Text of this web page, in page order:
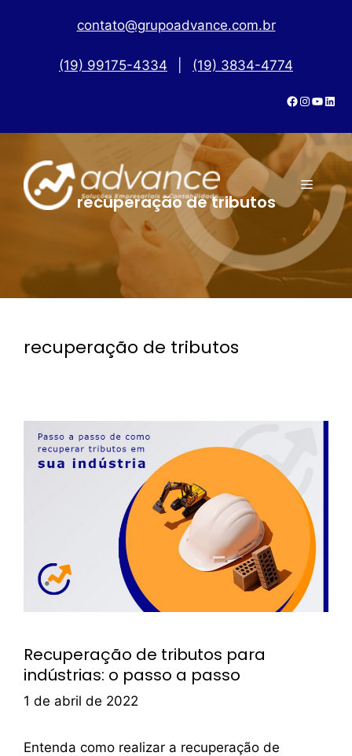
contato@grupoadvance.com.br
(19) 99175-4334 (19) 3834-4774
recuperação de tributos
recuperação de tributos
Recuperação de tributos para
indústrias: o passo a passo
1 de abril de 2022
Entenda como realizar a recuperação de